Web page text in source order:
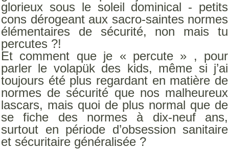
glorieux sous le soleil dominical - petits
cons dérogeant aux sacro-saintes normes
élémentaires de sécurité, non mais tu
percutes ?!
Et comment que je « percute » , pour
parler le volapük des kids, même si j’ai
toujours été plus regardant en matière de
normes de sécurité que nos malheureux
lascars, mais quoi de plus normal que de
se fiche des normes à dix-neuf ans,
surtout en période d’obsession sanitaire
et sécuritaire généralisée ?